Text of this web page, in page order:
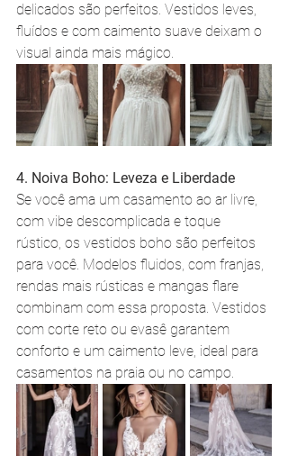
delicados são perfeitos. Vestidos leves,
fluídos e com caimento suave deixam o
visual ainda mais mágico.
4. Noiva Boho: Leveza e Liberdade
Se você ama um casamento ao ar livre,
com vibe descomplicada e toque
rústico, os vestidos boho são perfeitos
para você. Modelos fluidos, com franjas,
rendas mais rústicas e mangas flare
combinam com essa proposta. Vestidos
com corte reto ou evasê garantem
conforto e um caimento leve, ideal para
casamentos na praia ou no campo.